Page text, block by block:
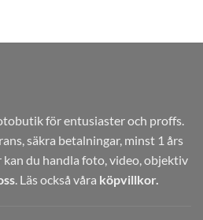
för entusiaster och proffs.
säkra betalningar, minst 1 års
du handla foto, video, objektiv
. Läs också våra köpvillkor.